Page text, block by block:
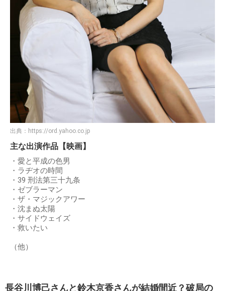
出典： https://ord.yahoo.co.jp
主な出演作品【映画】
・愛と平成の色男
・ラヂオの時間
・39 刑法第三十九条
・ゼブラーマン
・ザ・マジックアワー
・沈まぬ太陽
・サイドウェイズ
・救いたい
（他）
長谷川博己さんと鈴木京香さんが結婚間近？破局の